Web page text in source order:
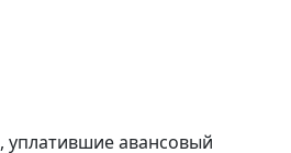
, уплатившие авансовый